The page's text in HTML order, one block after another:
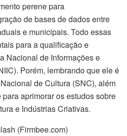
perene para
de bases de dados entre
e municipais. Todo essas
para a qualificação e
Nacional de Informações e
Porém, lembrando que ele é
de Cultura (SNC), além
aprimorar os estudos sobre
e Indústrias Criativas.
(Firmbee.com)